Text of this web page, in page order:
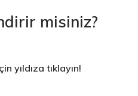
misiniz?
yıldıza tıklayın!